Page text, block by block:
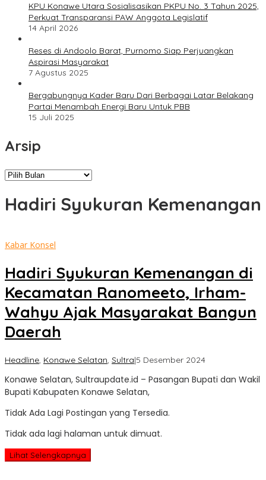
KPU Konawe Utara Sosialisasikan PKPU No. 3 Tahun 2025,
Perkuat Transparansi PAW Anggota Legislatif
14 April 2026
Reses di Andoolo Barat, Purnomo Siap Perjuangkan
Aspirasi Masyarakat
7 Agustus 2025
Bergabungnya Kader Baru Dari Berbagai Latar Belakang
Partai Menambah Energi Baru Untuk PBB
15 Juli 2025
Arsip
Arsip
Hadiri Syukuran Kemenangan
Kabar Konsel
Hadiri Syukuran Kemenangan di
Kecamatan Ranomeeto, Irham-
Wahyu Ajak Masyarakat Bangun
Daerah
Headline, Konawe Selatan, Sultra|5 Desember 2024oleh
Update
Konawe Selatan, Sultraupdate.id – Pasangan Bupati dan Wakil
Bupati Kabupaten Konawe Selatan,
Tidak Ada Lagi Postingan yang Tersedia.
Tidak ada lagi halaman untuk dimuat.
Lihat Selengkapnya